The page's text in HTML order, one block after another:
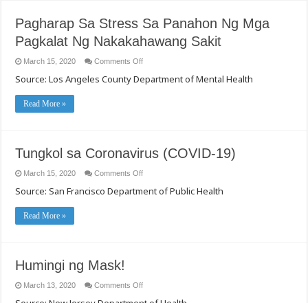
Pagharap Sa Stress Sa Panahon Ng Mga
Pagkalat Ng Nakakahawang Sakit
March 15, 2020 Comments Offon
Sa
Stress
Sakit
Source: Los Angeles County Department of Mental Health
Read More »
Tungkol sa Coronavirus (COVID-19)
March 15, 2020 Comments Offon
sa
Coronavirus
Source: San Francisco Department of Public Health
Read More »
Humingi ng Mask!
March 13, 2020 Comments Offon
ng